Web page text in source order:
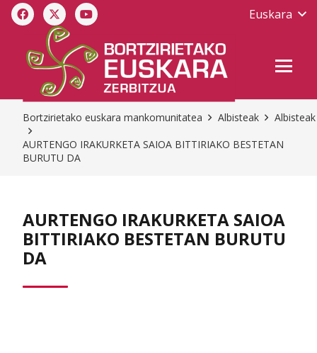
Euskara
Bortzirietako euskara mankomunitatea Albisteak
Albisteak
AURTENGO IRAKURKETA SAIOA BITTIRIAKO BESTETAN
BURUTU DA
AURTENGO IRAKURKETA SAIOA
BITTIRIAKO BESTETAN BURUTU
DA